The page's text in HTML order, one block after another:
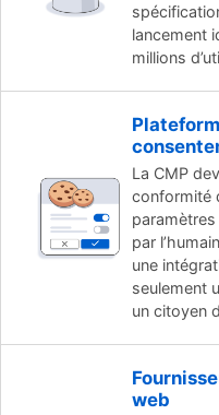
lancement
millions
La CMP
conformité
par
une
seulement
un citoyen
web